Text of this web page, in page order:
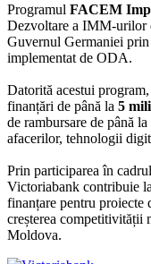
Programul FACEM
Dezvoltare a IMM-urilor
Guvernul Germaniei
implementat de ODA.
Datorită acestui
finanțări de până la 5
de rambursare de până la
afacerilor, tehnologii
Prin participarea în
Victoriabank contribuie
finanțare pentru proiecte
creșterea competitivității
Moldova.